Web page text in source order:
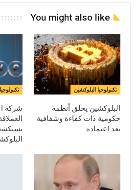
You might also like
تكنولوجيا البلوكشين
البلوكشين يخلق أنظمة
حكومية ذات كفاءة وشفافية
بعد اعتماده
شركة